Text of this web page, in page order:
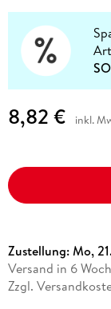
8,82 € inkl.
Zustellung:Mo,
Versand in 6
Zzgl.